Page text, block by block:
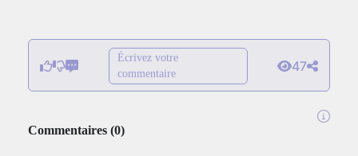
Écrivez votre
commentaire
47
Commentaires (0)